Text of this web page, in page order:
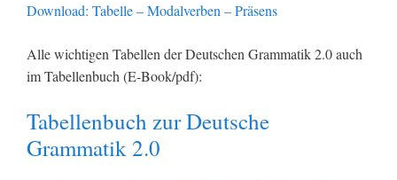
Download: Tabelle – Modalverben – Präsens
Alle wichtigen Tabellen der Deutschen Grammatik 2.0 auch
im Tabellenbuch (E-Book/pdf):
Tabellenbuch zur Deutsche
Grammatik 2.0